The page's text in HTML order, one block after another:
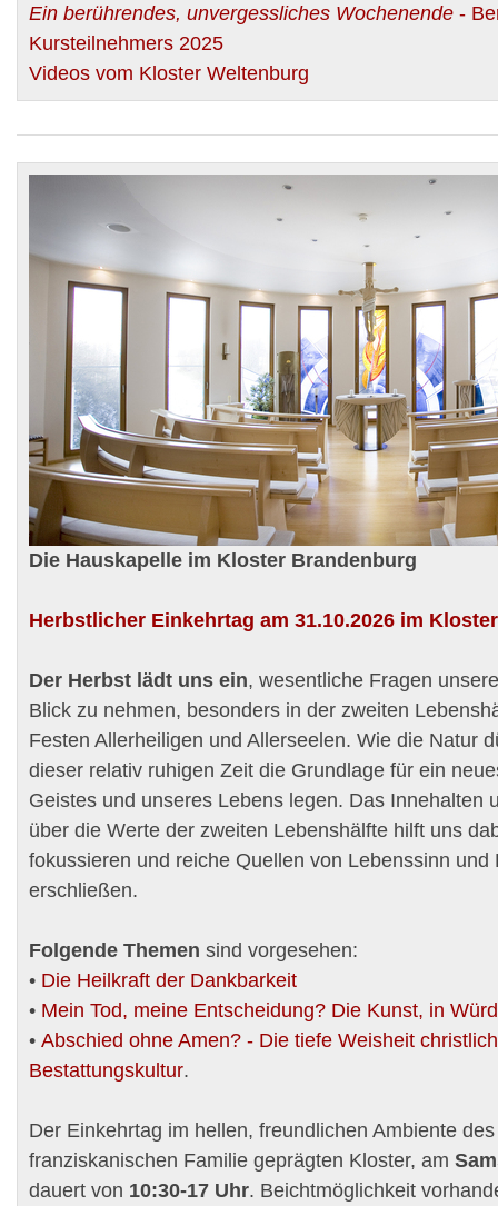
Ein berührendes, unvergessliches Wochenende -
Kursteilnehmers 2025
Videos vom Kloster Weltenburg
Die Hauskapelle im Kloster Brandenburg
Herbstlicher Einkehrtag am 31.10.2026 im
Der Herbst lädt uns ein, wesentliche Fragen
Blick zu nehmen, besonders in der zweiten
Festen Allerheiligen und Allerseelen. Wie die Natur
dieser relativ ruhigen Zeit die Grundlage für ein
Geistes und unseres Lebens legen. Das Innehalten
über die Werte der zweiten Lebenshälfte hilft uns
fokussieren und reiche Quellen von Lebenssinn und
erschließen.
Folgende Themen sind vorgesehen:
• Die Heilkraft der Dankbarkeit
• Mein Tod, meine Entscheidung? Die Kunst, in
• Abschied ohne Amen? - Die tiefe Weisheit
Bestattungskultur.
Der Einkehrtag im hellen, freundlichen Ambiente
franziskanischen Familie geprägten Kloster, am
dauert von 10:30-17 Uhr. Beichtmöglichkeit